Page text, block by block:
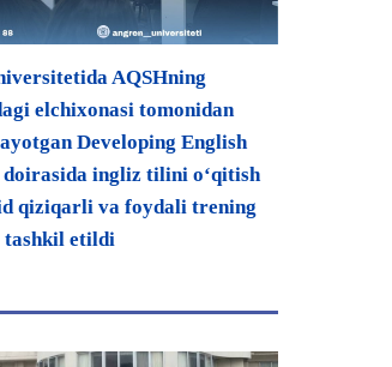
AQSHning
elchixonasi tomonidan
Developing English
ingliz tilini o‘qitish
qiziqarli va foydali trening
tashkil etildi